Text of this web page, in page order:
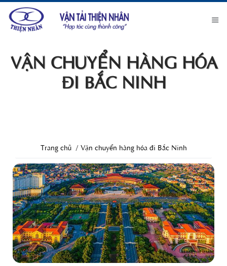
VẬN CHUYỂN HÀNG HÓA
ĐI BẮC NINH
Trang chủ Vận chuyển hàng hóa đi Bắc Ninh